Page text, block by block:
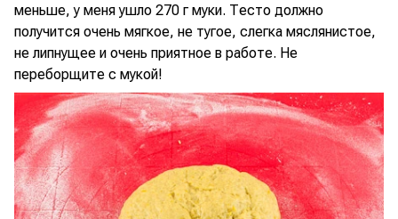
меньше, у меня ушло 270 г муки. Тесто должно
получится очень мягкое, не тугое, слегка мяслянистое,
не липнущее и очень приятное в работе. Не
переборщите с мукой!